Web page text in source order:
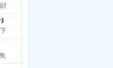
新版
载安装官方最新版
费